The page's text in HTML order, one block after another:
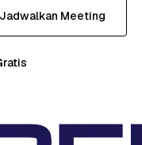
Jadwalkan Meeting